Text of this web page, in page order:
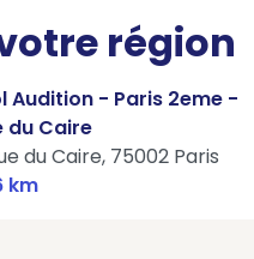
région
Audition - Paris 2eme -
du Caire
du Caire, 75002 Paris
km